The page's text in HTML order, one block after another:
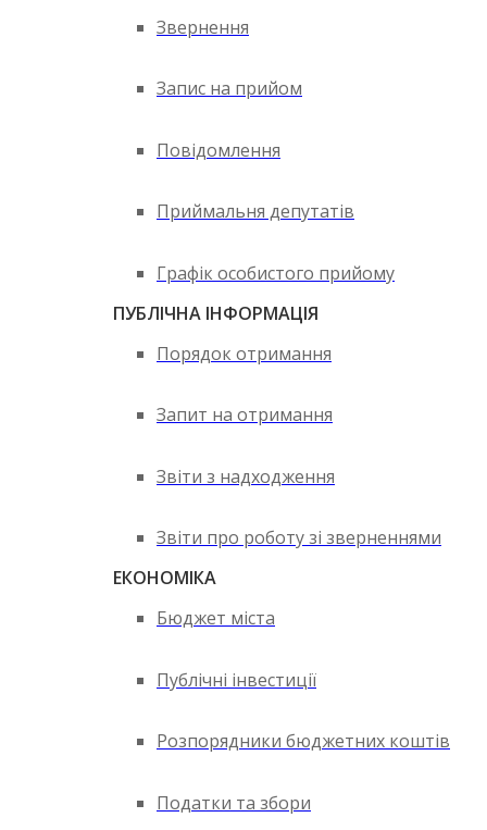
Звернення
Запис на прийом
Повідомлення
Приймальня депутатів
Графік особистого прийому
ПУБЛІЧНА ІНФОРМАЦІЯ
Порядок отримання
Запит на отримання
Звіти з надходження
Звіти про роботу зі зверненнями
ЕКОНОМІКА
Бюджет міста
Публічні інвестиції
Розпорядники бюджетних коштів
Податки та збори